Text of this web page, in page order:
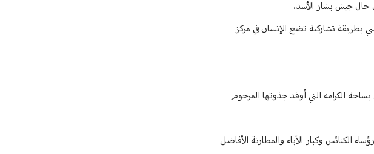
جيش بشار الأسد.
بطريقة تشاركية تضع الإنسان في مركز
الكرامة التي أوقد جذوتها المرحوم
الكنائس وكبار الآباء والمطارنة الأفاضل